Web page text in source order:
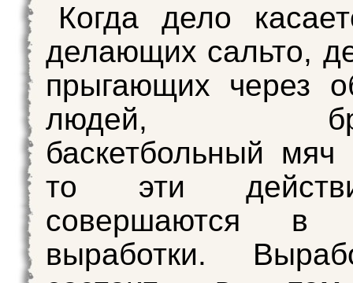
Когда дело
делающих сальто,
прыгающих через
людей,
баскетбольный мяч
то эти
совершаются в
выработки.